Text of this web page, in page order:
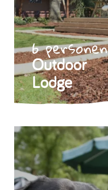
6 personen
Outdoor
Lodge